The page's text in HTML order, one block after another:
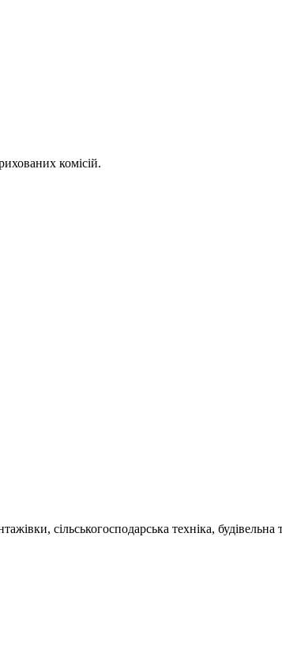
комісій.
сільськогосподарська техніка, будівельна